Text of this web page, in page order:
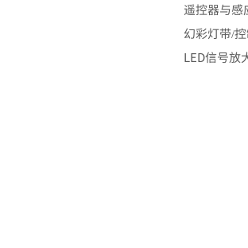
遥控器与感
幻彩灯带/
LED信号放